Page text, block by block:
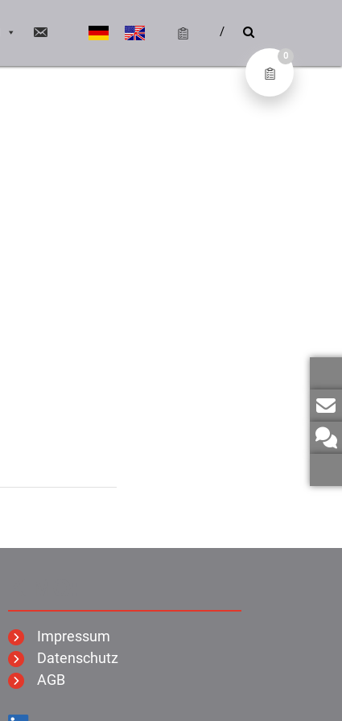
Impressum
Datenschutz
AGB
0